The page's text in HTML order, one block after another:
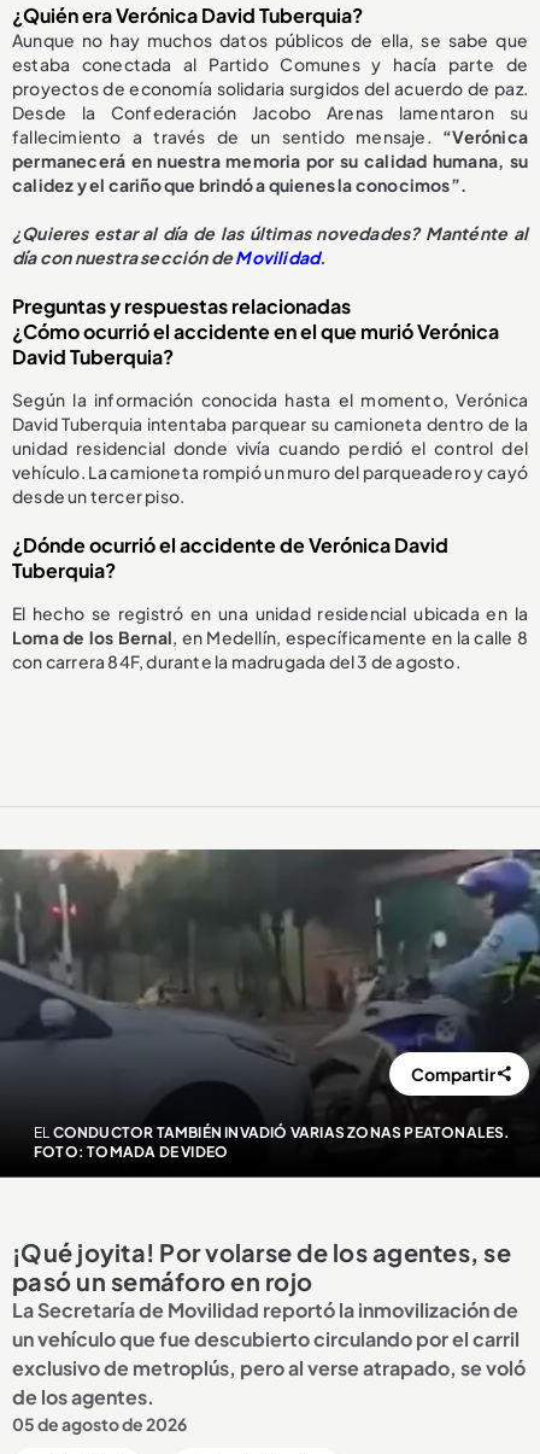
¿Quién era Verónica David Tuberquia?
Aunque no hay muchos datos públicos de ella, se sabe que
estaba conectada al Partido Comunes y hacía parte de
proyectos de economía solidaria surgidos del acuerdo de paz.
Desde la Confederación Jacobo Arenas lamentaron su
fallecimiento a través de un sentido mensaje. “Verónica
permanecerá en nuestra memoria por su calidad humana, su
calidez y el cariño que brindó a quienes la conocimos”.
¿Quieres estar al día de las últimas novedades? Manténte al
día con nuestra sección deMovilidad.
Preguntas y respuestas relacionadas
¿Cómo ocurrió el accidente en el que murió Verónica
David Tuberquia?
Según la información conocida hasta el momento, Verónica
David Tuberquia intentaba parquear su camioneta dentro de la
unidad residencial donde vivía cuando perdió el control del
vehículo. La camioneta rompió un muro del parqueadero y cayó
desde un tercer piso.
¿Dónde ocurrió el accidente de Verónica David
Tuberquia?
El hecho se registró en una unidad residencial ubicada en la
Loma de los Bernal, en Medellín, específicamente en la calle 8
con carrera 84F, durante la madrugada del 3 de agosto.
EL CONDUCTOR TAMBIÉN INVADIÓ VARIAS ZONAS PEATONALES.
FOTO: TOMADA DE VIDEO
Compartir
¡Qué joyita! Por volarse de los agentes, se
pasó un semáforo en rojo
La Secretaría de Movilidad reportó la inmovilización de
un vehículo que fue descubierto circulando por el carril
exclusivo de metroplús, pero al verse atrapado, se voló
de los agentes.
05 de agosto de 2026